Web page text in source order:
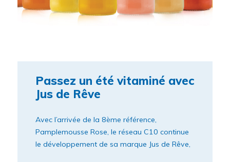
Passez un été vitaminé avec
Jus de Rêve
Avec l’arrivée de la 8ème référence,
Pamplemousse Rose, le réseau C10 continue
le développement de sa marque Jus de Rêve,